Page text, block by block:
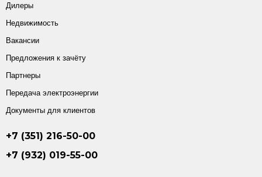
Дилеры
Недвижимость
Вакансии
Предложения к зачёту
Партнеры
Передача электроэнергии
Документы для клиентов
+7 (351) 216-50-00
+7 (932) 019-55-00